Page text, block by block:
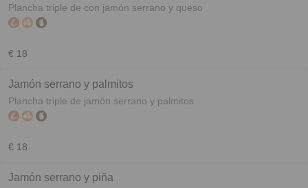
Plancha triple de con jamón serrano y queso
€ 18
Jamón serrano y palmitos
Plancha triple de jamón serrano y palmitos
€ 18
Jamón serrano y piña